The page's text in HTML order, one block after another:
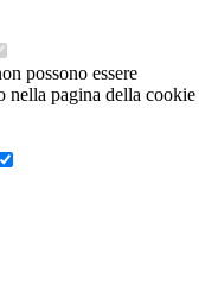
possono essere
nella pagina della cookie